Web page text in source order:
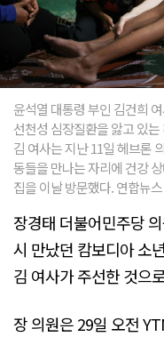
윤석열 대통령 부인 김건희
선천성 심장질환을 앓고 있
김 여사는 지난 11일 헤브론
동들을 만나는 자리에 건강
집을 이날 방문했다. 연합뉴스
장경태 더불어민주당
시 만났던 캄보디아 소
김 여사가 주선한 것으
장 의원은 29일 오전